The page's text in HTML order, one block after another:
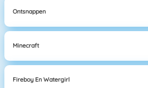
Ontsnappen
Minecraft
Fireboy En Watergirl